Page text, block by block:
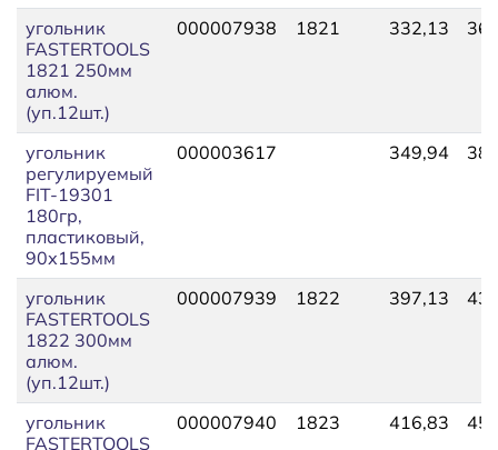
угольник
FASTERTOOLS
1821 250мм
алюм.
(уп.12шт.)
000007938 1821 332,13
угольник
регулируемый
FIT-19301
180гр,
пластиковый,
90х155мм
000003617 349,94
угольник
FASTERTOOLS
1822 300мм
алюм.
(уп.12шт.)
000007939 1822 397,13
угольник
FASTERTOOLS
000007940 1823 416,83